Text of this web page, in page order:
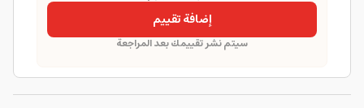
إضافة تقييم
سيتم نشر تقييمك بعد المراجعة